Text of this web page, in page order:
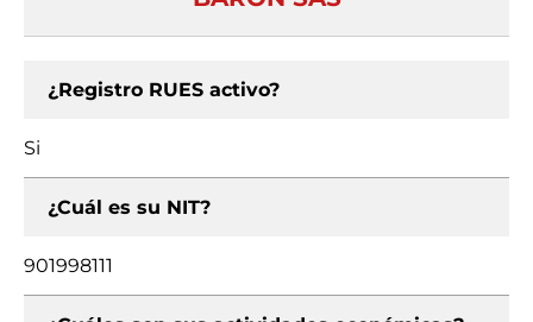
¿Registro RUES activo?
Si
¿Cuál es su NIT?
901998111